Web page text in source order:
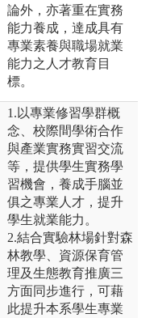
論外，亦著重在實務
能力養成，達成具有
專業素養與職場就業
能力之人才教育目
標。
1.以專業修習學群概
念、校際間學術合作
與產業實務實習交流
等，提供學生實務學
習機會，養成手腦並
俱之專業人才，提升
學生就業能力。
2.結合實驗林場針對森
林教學、資源保育管
理及生態教育推廣三
方面同步進行，可藉
此提升本系學生專業